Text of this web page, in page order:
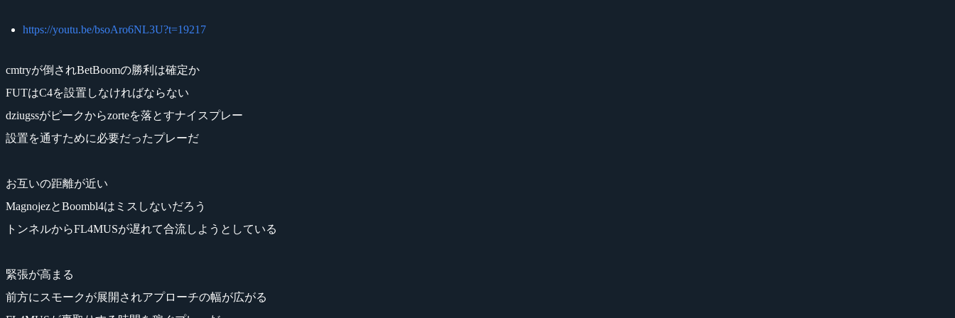
https://youtu.be/bsoAro6NL3U?t=19217
cmtryが倒されBetBoomの勝利は確定か
FUTはC4を設置しなければならない
dziugssがピークからzorteを落とすナイスプレー
設置を通すために必要だったプレーだ
お互いの距離が近い
MagnojezとBoombl4はミスしないだろう
トンネルからFL4MUSが遅れて合流しようとしている
緊張が高まる
前方にスモークが展開されアプローチの幅が広がる